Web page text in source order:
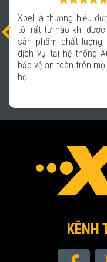
Xpel là thương hiệu
tôi rất tự hào khi được
sản phẩm chất
dịch vụ tại hệ thống
bảo vệ an toàn trên
họ.
KÊNH